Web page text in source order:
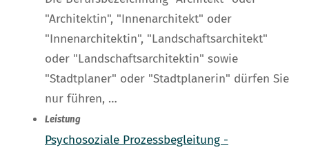
"Architektin", "Innenarchitekt" oder
"Innenarchitektin", "Landschaftsarchitekt"
oder "Landschaftsarchitektin" sowie
"Stadtplaner" oder "Stadtplanerin" dürfen Sie
nur führen, …
Leistung
Psychosoziale Prozessbegleitung -